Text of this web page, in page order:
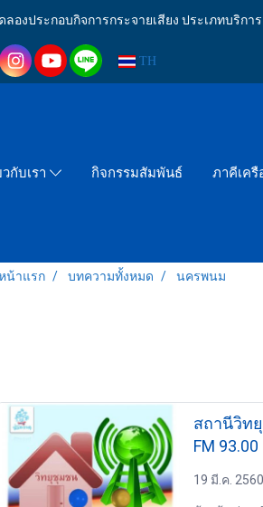
งประกอบกิจการกระจายเสียง ประเภทบริ
TH
วกับเรา กิจกรรมสัมพันธ์ ภาคีเค
น้าแรก บทความทั้งหมด นครพนม
สถานีวิท
FM
19 มี.ค. 2560